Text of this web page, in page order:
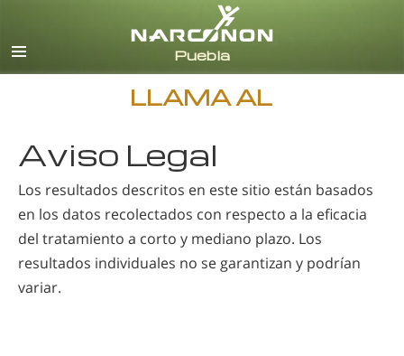
Español
Todas las Regiones/Idiomas
LLAMA AL
Aviso Legal
Los resultados descritos en este sitio están basados
en los datos recolectados con respecto a la eficacia
del tratamiento a corto y mediano plazo. Los
resultados individuales no se garantizan y podrían
variar.